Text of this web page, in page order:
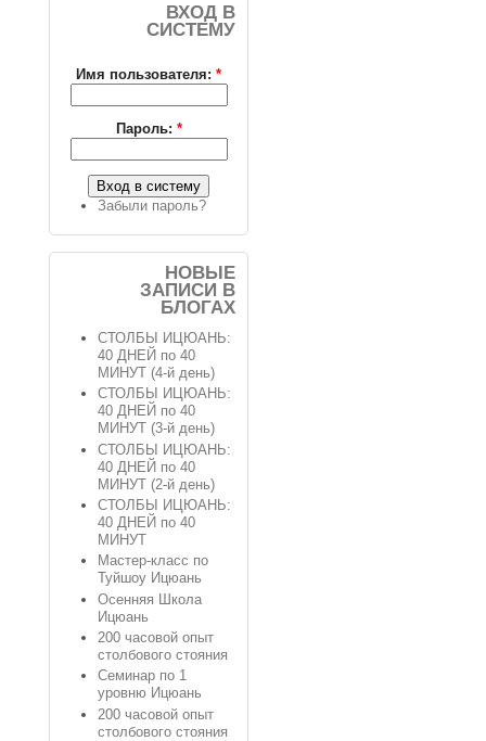
ВХОД В
СИСТЕМУ
Имя пользователя: *
Пароль: *
Забыли пароль?
НОВЫЕ
ЗАПИСИ В
БЛОГАХ
СТОЛБЫ ИЦЮАНЬ:
40 ДНЕЙ по 40
МИНУТ (4-й день)
СТОЛБЫ ИЦЮАНЬ:
40 ДНЕЙ по 40
МИНУТ (3-й день)
СТОЛБЫ ИЦЮАНЬ:
40 ДНЕЙ по 40
МИНУТ (2-й день)
СТОЛБЫ ИЦЮАНЬ:
40 ДНЕЙ по 40
МИНУТ
Мастер-класс по
Туйшоу Ицюань
Осенняя Школа
Ицюань
200 часовой опыт
столбового стояния
Семинар по 1
уровню Ицюань
200 часовой опыт
столбового стояния